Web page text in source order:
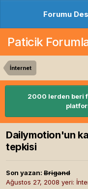
Forumu
Paticik
İnternet
2000 lerden beri
Dailymotion'un
tepkisi
Son yazan: Brigand
Ağustos 27, 2008 yeri: